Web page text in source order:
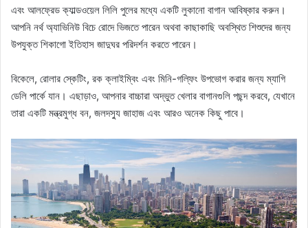
এবং আলফ্রেড ক্যাল্ডওয়েল লিলি পুলের মধ্যে একটি লুকানো বাগান আবিষ্কার করুন।
আপনি নর্থ অ্যাভিনিউ বিচে রোদে ভিজতে পারেন অথবা কাছাকাছি অবস্থিত শিশুদের জন্য
উপযুক্ত শিকাগো ইতিহাস জাদুঘর পরিদর্শন করতে পারেন।
বিকেলে, রোলার স্কেটিং, রক ক্লাইম্বিং এবং মিনি-গল্ফিং উপভোগ করার জন্য ম্যাগি
ডেলি পার্কে যান। এছাড়াও, আপনার বাচ্চারা অদ্ভুত খেলার বাগানগুলি পছন্দ করবে, যেখানে
তারা একটি মন্ত্রমুগ্ধ বন, জলদস্যু জাহাজ এবং আরও অনেক কিছু পাবে।